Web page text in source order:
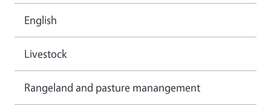
English
Livestock
Rangeland and pasture manangement